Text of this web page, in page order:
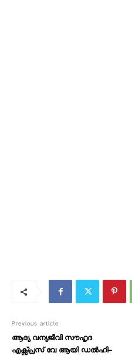
Previous article
ആദ്യ വന്യജീവി സൗഹൃദ
എക്സ്പ്രസ് വേ ആയി ഡൽഹി-